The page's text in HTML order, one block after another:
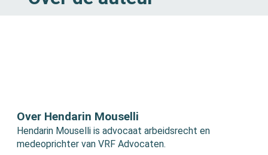
Over Hendarin Mouselli
Hendarin Mouselli is advocaat arbeidsrecht en
medeoprichter van VRF Advocaten.